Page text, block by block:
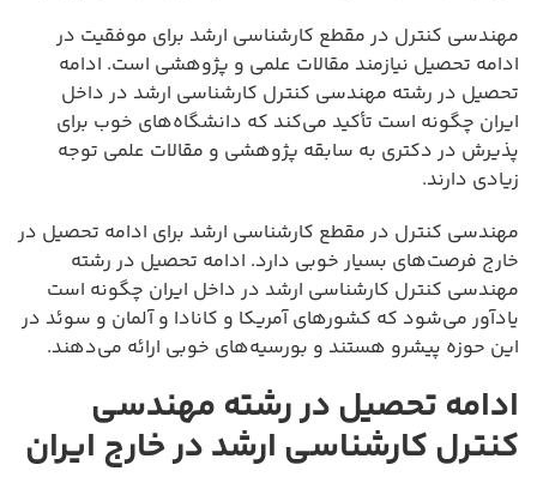
مهندسی کنترل در مقطع کارشناسی ارشد برای موفقیت در
ادامه تحصیل نیازمند مقالات علمی و پژوهشی است. ادامه
تحصیل در رشته مهندسی کنترل کارشناسی ارشد در داخل
ایران چگونه است تأکید می‌کند که دانشگاه‌های خوب برای
پذیرش در دکتری به سابقه پژوهشی و مقالات علمی توجه
زیادی دارند.
مهندسی کنترل در مقطع کارشناسی ارشد برای ادامه تحصیل در
خارج فرصت‌های بسیار خوبی دارد. ادامه تحصیل در رشته
مهندسی کنترل کارشناسی ارشد در داخل ایران چگونه است
یادآور می‌شود که کشورهای آمریکا و کانادا و آلمان و سوئد در
این حوزه پیشرو هستند و بورسیه‌های خوبی ارائه می‌دهند.
ادامه تحصیل در رشته مهندسی
کنترل کارشناسی ارشد در خارج ایران